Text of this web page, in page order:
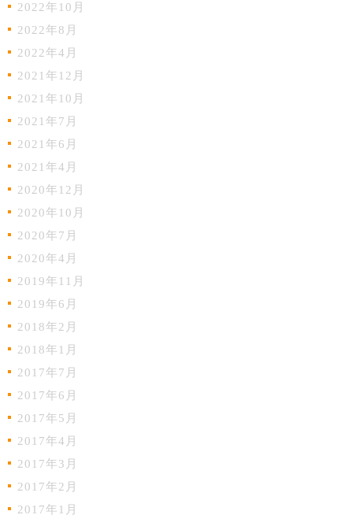
2022年10月
2022年8月
2022年4月
2021年12月
2021年10月
2021年7月
2021年6月
2021年4月
2020年12月
2020年10月
2020年7月
2020年4月
2019年11月
2019年6月
2018年2月
2018年1月
2017年7月
2017年6月
2017年5月
2017年4月
2017年3月
2017年2月
2017年1月